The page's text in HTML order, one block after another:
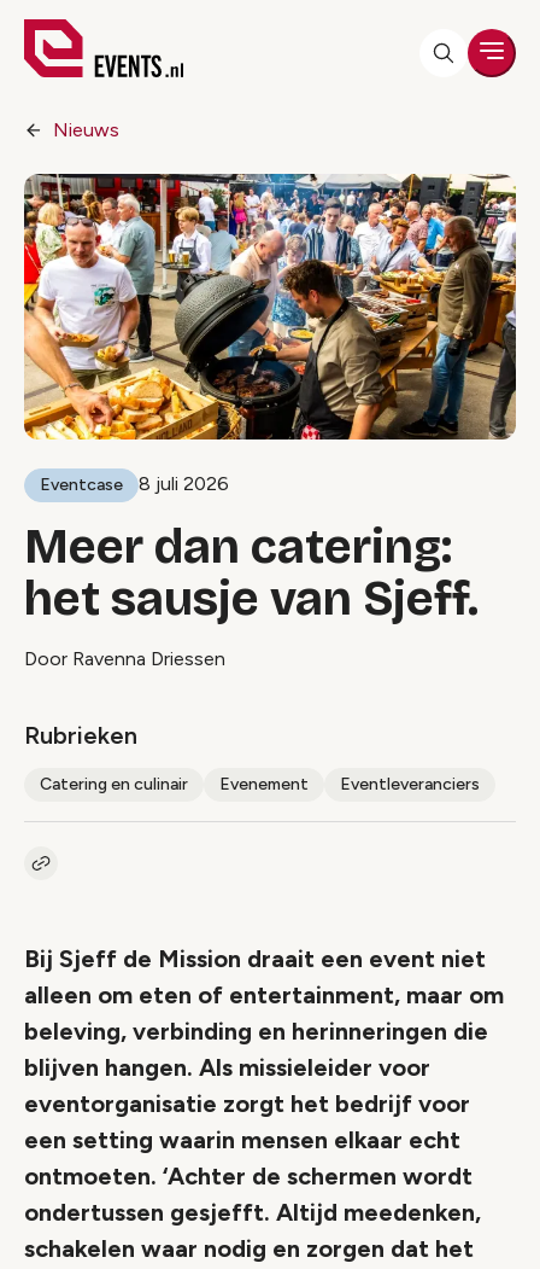
Nieuws
Eventcase 8 juli 2026
Meer dan catering:
het sausje van Sjeff.
Door Ravenna Driessen
Rubrieken
Catering en culinair Evenement Eventleveranciers
Kopieer link naar artikel
Bij Sjeff de Mission draait een event niet
alleen om eten of entertainment, maar om
beleving, verbinding en herinneringen die
blijven hangen. Als missieleider voor
eventorganisatie zorgt het bedrijf voor
een setting waarin mensen elkaar echt
ontmoeten. ‘Achter de schermen wordt
ondertussen gesjefft. Altijd meedenken,
schakelen waar nodig en zorgen dat het